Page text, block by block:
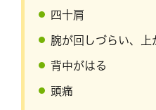
四十肩
腕が回しづらい、上
背中がはる
頭痛